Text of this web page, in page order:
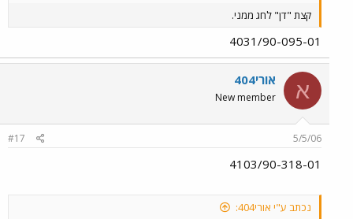
קצת "דן" לחג ממני.
4031/90-095-01
א אורי404
New member
5/5/06
#17
4103/90-318-01
נכתב ע"י אורי404: